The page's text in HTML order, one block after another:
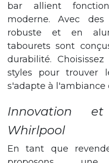
bar allient
moderne. Avec
robuste et en
tabourets sont
durabilité.
styles pour trouver
s'adapte à l'ambiance
Innovation
Whirlpool
En tant que